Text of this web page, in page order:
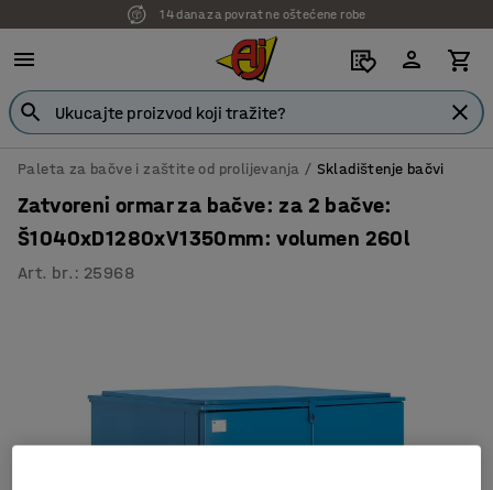
14 dana za povrat ne oštećene robe
Paleta za bačve i zaštite od prolijevanja Skladištenje bačvi
Zatvoreni ormar za bačve: za 2 bačve:
Š1040xD1280xV1350mm: volumen 260l
Art. br. : 25968